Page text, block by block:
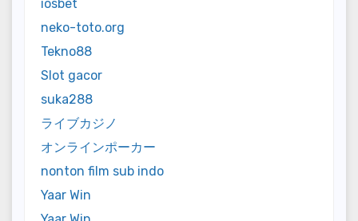
iosbet
neko-toto.org
Tekno88
Slot gacor
suka288
ライブカジノ
オンラインポーカー
nonton film sub indo
Yaar Win